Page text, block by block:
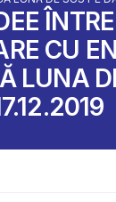
CU
LUNA